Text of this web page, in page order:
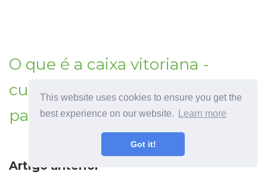
This website uses cookies to ensure you get the
best experience on our website.
Learn more
Got it!
O que é a caixa vitoriana -
cuidar da caixa vitoriana nas
paisagens
Artigo anterior